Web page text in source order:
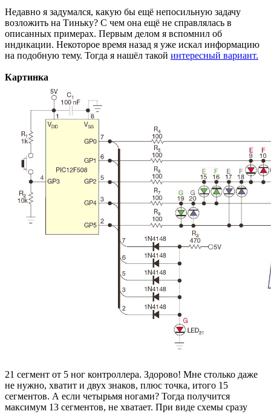
Недавно я задумался, какую бы ещё непосильную задачу
возложить на Тиньку? С чем она ещё не справлялась в
описанных примерах. Первым делом я вспомнил об
индикации. Некоторое время назад я уже искал информацию
на подобную тему. Тогда я нашёл такой интересный вариант.
Картинка
21 сегмент от 5 ног контроллера. Здорово! Мне столько даже
не нужно, хватит и двух знаков, плюс точка, итого 15
сегментов. А если четырьмя ногами? Тогда получится
максимум 13 сегментов, не хватает. При виде схемы сразу